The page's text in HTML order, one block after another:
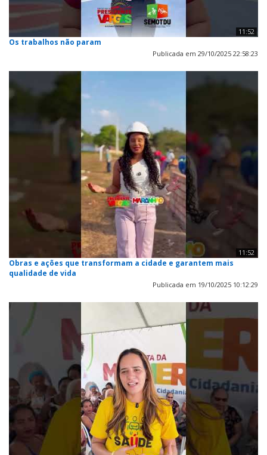
11:52
Os trabalhos não param
Publicada em 29/10/2025 22:58:23
11:52
Obras e ações que transformam a cidade e garantem mais
qualidade de vida
Publicada em 19/10/2025 10:12:29